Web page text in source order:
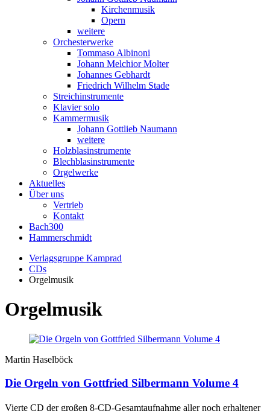
Kirchenmusik
Opern
weitere
Orchesterwerke
Tommaso Albinoni
Johann Melchior Molter
Johannes Gebhardt
Friedrich Wilhelm Stade
Streichinstrumente
Klavier solo
Kammermusik
Johann Gottlieb Naumann
weitere
Holzblasinstrumente
Blechblasinstrumente
Orgelwerke
Aktuelles
Über uns
Vertrieb
Kontakt
Bach300
Hammerschmidt
Verlagsgruppe Kamprad
CDs
Orgelmusik
Orgelmusik
Martin Haselböck
Die Orgeln von Gottfried Silbermann Volume 4
Vierte CD der großen 8-CD-Gesamtaufnahme aller noch erhaltener